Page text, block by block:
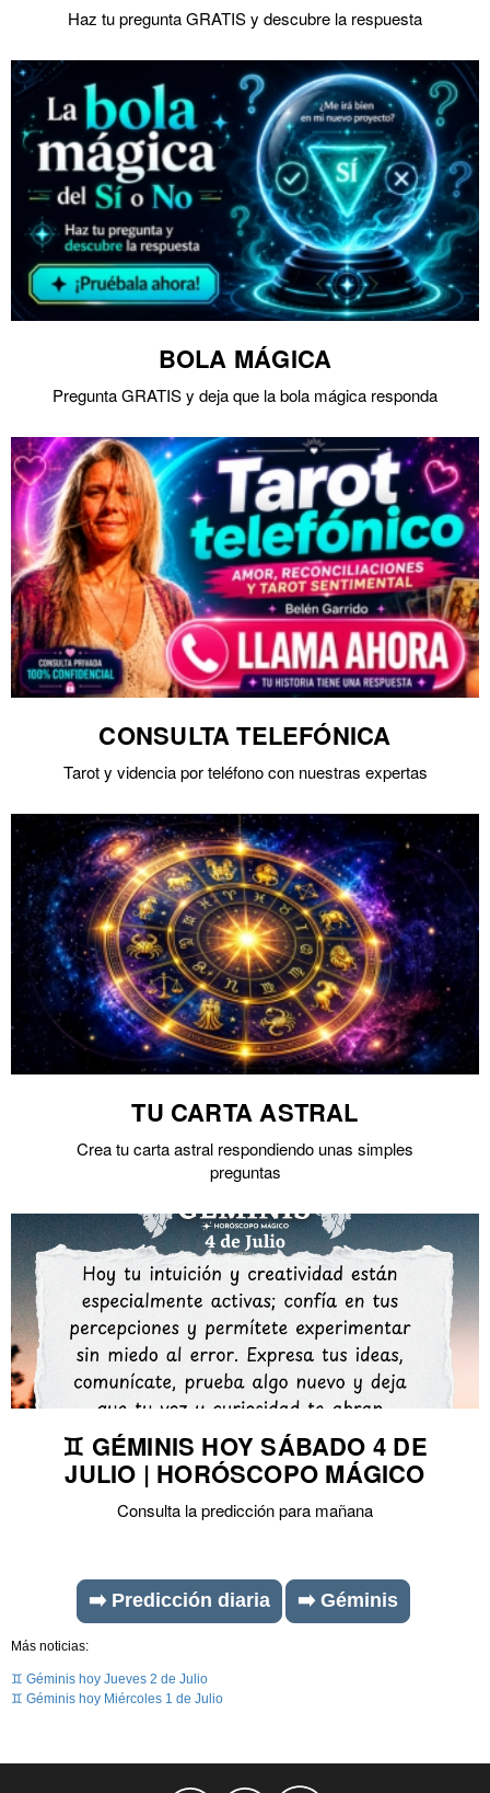
Haz tu pregunta GRATIS y descubre la respuesta
BOLA MÁGICA
Pregunta GRATIS y deja que la bola mágica responda
CONSULTA TELEFÓNICA
Tarot y videncia por teléfono con nuestras expertas
TU CARTA ASTRAL
Crea tu carta astral respondiendo unas simples
preguntas
♊ GÉMINIS HOY SÁBADO 4 DE
JULIO | HORÓSCOPO MÁGICO
Consulta la predicción para mañana
➡️ Predicción diaria ➡️ Géminis
Más noticias:
♊ Géminis hoy Jueves 2 de Julio
♊ Géminis hoy Miércoles 1 de Julio